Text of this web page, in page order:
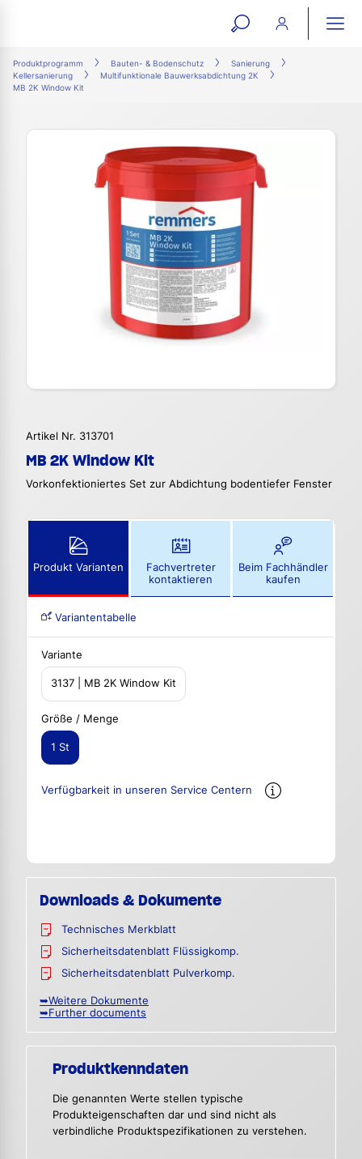
open
search
form
Produktprogramm Bauten- & Bodenschutz
Sanierung
Kellersanierung
Multifunktionale Bauwerksabdichtung 2K
MB 2K Window Kit
Artikel Nr. 313701
MB 2K Window Kit
Vorkonfektioniertes Set zur Abdichtung bodentiefer Fenster
Produkt Varianten
Fachvertreter
kontaktieren
Beim Fachhändler
kaufen
Variantentabelle
Variante
3137 | MB 2K Window Kit
Größe / Menge
1 St
Verfügbarkeit in unseren Service Centern
Downloads & Dokumente
Technisches Merkblatt
Sicherheitsdatenblatt Flüssigkomp.
Sicherheitsdatenblatt Pulverkomp.
➥Weitere Dokumente
➥Further documents
Produktkenndaten
Die genannten Werte stellen typische
Produkteigenschaften dar und sind nicht als
verbindliche Produktspezifikationen zu verstehen.